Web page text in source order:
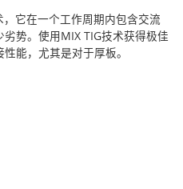
，它在一个工作周期内包含交流
势。使用MIX TIG技术获得极佳
能，尤其是对于厚板。